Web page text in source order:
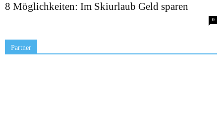
8 Möglichkeiten: Im Skiurlaub Geld sparen
0
Partner